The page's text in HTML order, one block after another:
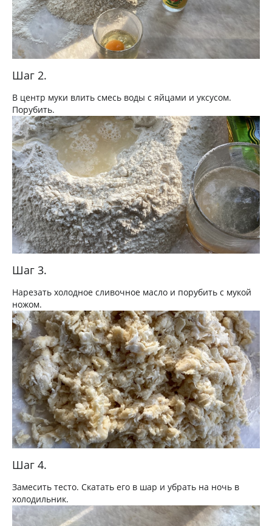
Шаг 2.
В центр муки влить смесь воды с яйцами и уксусом.
Порубить.
Шаг 3.
Нарезать холодное сливочное масло и порубить с мукой
ножом.
Шаг 4.
Замесить тесто. Скатать его в шар и убрать на ночь в
холодильник.